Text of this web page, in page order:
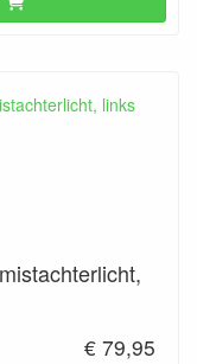
€ 79,95